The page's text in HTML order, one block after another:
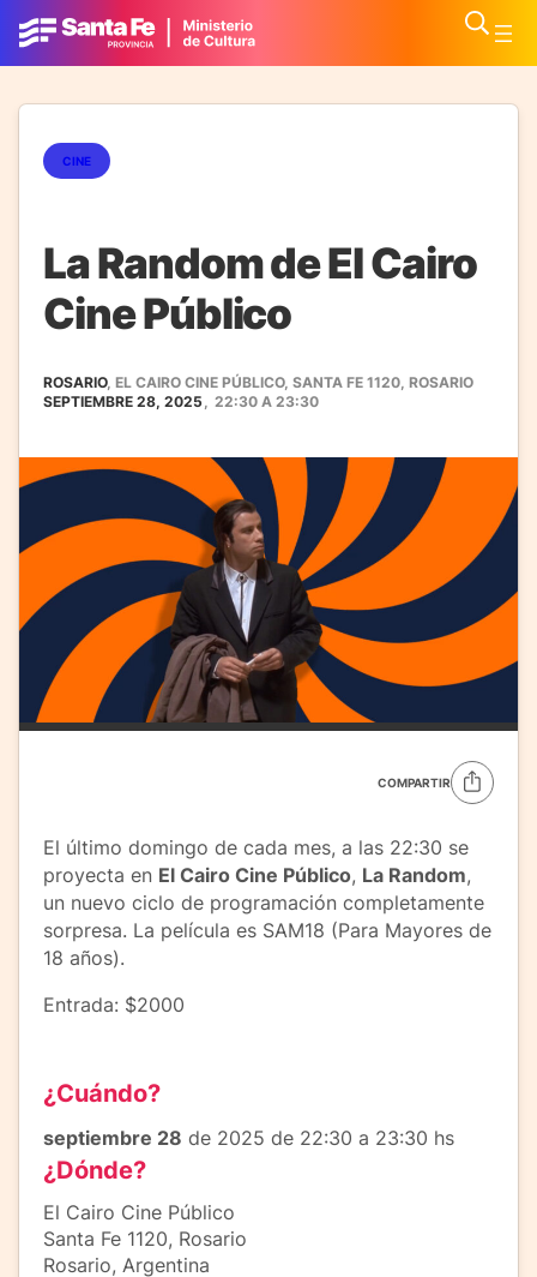
CINE
La Random de El Cairo
Cine Público
ROSARIO, EL CAIRO CINE PÚBLICO, SANTA FE 1120, ROSARIO
SEPTIEMBRE 28, 2025, 22:30 A 23:30
COMPARTIR
El último domingo de cada mes, a las 22:30 se
proyecta en El Cairo Cine Público, La Random,
un nuevo ciclo de programación completamente
sorpresa. La película es SAM18 (Para Mayores de
18 años).
Entrada: $2000
¿Cuándo?
septiembre 28 de 2025 de 22:30 a 23:30 hs
¿Dónde?
El Cairo Cine Público
Santa Fe 1120, Rosario
Rosario, Argentina